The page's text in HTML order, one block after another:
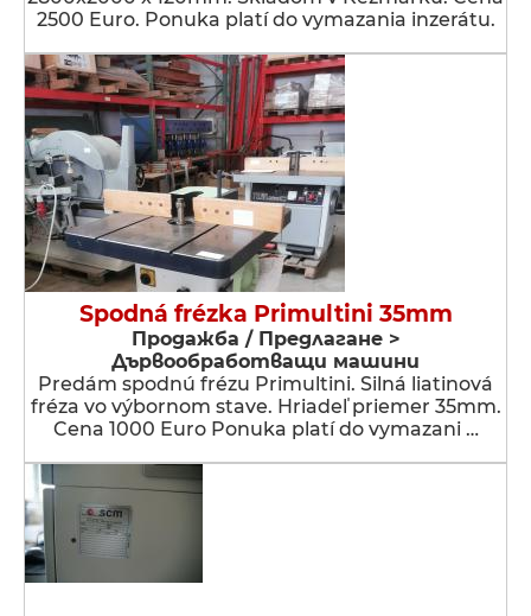
2500 Euro. Ponuka platí do vymazania inzerátu.
Spodná frézka Primultini 35mm
Продажба / Предлагане >
Дървообработващи машини
Predám spodnú frézu Primultini. Silná liatinová
fréza vo výbornom stave. Hriadeľ priemer 35mm.
Cena 1000 Euro Ponuka platí do vymazani …